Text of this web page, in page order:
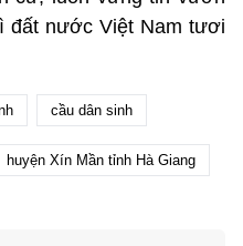
đất nước Việt Nam tươi
cầu dân sinh
huyện Xín Mần tỉnh Hà Giang